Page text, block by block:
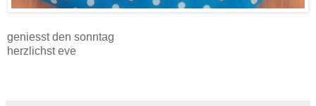
geniesst den sonntag
herzlichst eve